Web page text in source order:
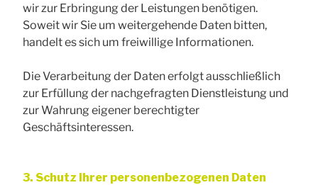
wir zur Erbringung der Leistungen benötigen.
Soweit wir Sie um weitergehende Daten bitten,
handelt es sich um freiwillige Informationen.
Die Verarbeitung der Daten erfolgt ausschließlich
zur Erfüllung der nachgefragten Dienstleistung und
zur Wahrung eigener berechtigter
Geschäftsinteressen.
3. Schutz Ihrer personenbezogenen Daten